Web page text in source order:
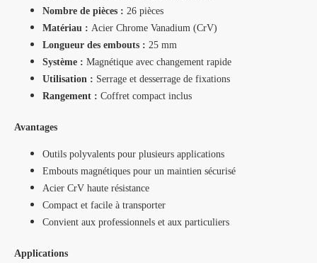
Nombre de pièces : 26 pièces
Matériau : Acier Chrome Vanadium (CrV)
Longueur des embouts : 25 mm
Système : Magnétique avec changement rapide
Utilisation : Serrage et desserrage de fixations
Rangement : Coffret compact inclus
Avantages
Outils polyvalents pour plusieurs applications
Embouts magnétiques pour un maintien sécurisé
Acier CrV haute résistance
Compact et facile à transporter
Convient aux professionnels et aux particuliers
Applications